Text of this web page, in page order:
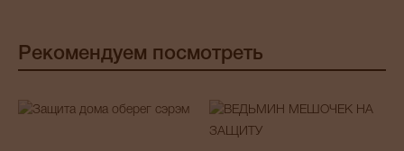
Рекомендуем посмотреть